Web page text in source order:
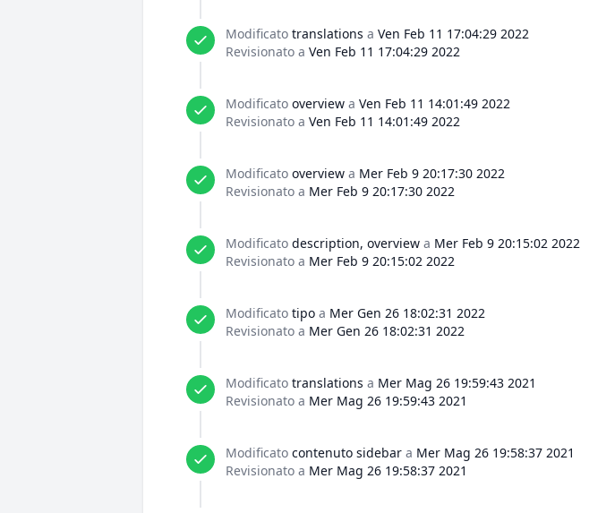
Modificato translations a Ven Feb 11 17:04:29 2022
Revisionato a Ven Feb 11 17:04:29 2022
Modificato overview a Ven Feb 11 14:01:49 2022
Revisionato a Ven Feb 11 14:01:49 2022
Modificato overview a Mer Feb 9 20:17:30 2022
Revisionato a Mer Feb 9 20:17:30 2022
Modificato description, overview a Mer Feb 9 20:15:02 2022
Revisionato a Mer Feb 9 20:15:02 2022
Modificato tipo a Mer Gen 26 18:02:31 2022
Revisionato a Mer Gen 26 18:02:31 2022
Modificato translations a Mer Mag 26 19:59:43 2021
Revisionato a Mer Mag 26 19:59:43 2021
Modificato contenuto sidebar a Mer Mag 26 19:58:37 2021
Revisionato a Mer Mag 26 19:58:37 2021